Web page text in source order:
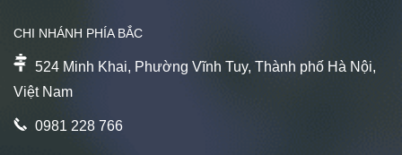
CHI NHÁNH PHÍA BẮC
524 Minh Khai, Phường Vĩnh Tuy, Thành phố Hà Nội,
Việt Nam
0981 228 766